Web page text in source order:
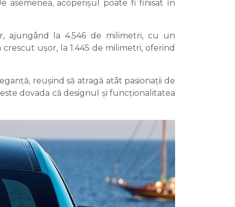
asemenea, acoperișul poate fi finisat în
ajungând la 4.546 de milimetri, cu un
ușor, la 1.445 de milimetri, oferind
reușind să atragă atât pasionații de
dovada că designul și funcționalitatea